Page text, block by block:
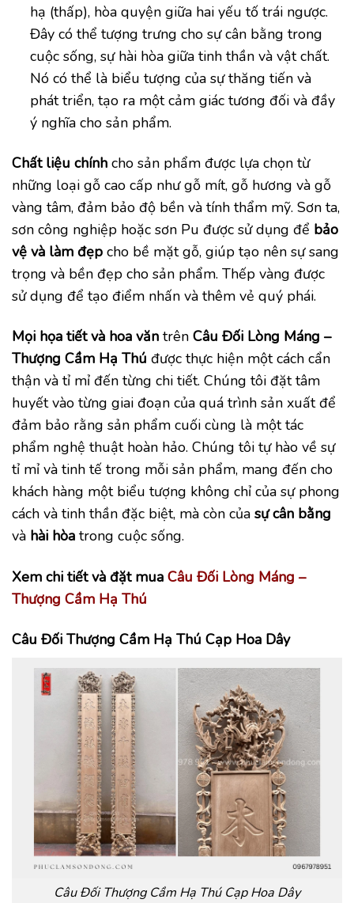
hạ (thấp), hòa quyện giữa hai yếu tố trái ngược.
Đây có thể tượng trưng cho sự cân bằng trong
cuộc sống, sự hài hòa giữa tinh thần và vật chất.
Nó có thể là biểu tượng của sự thăng tiến và
phát triển, tạo ra một cảm giác tương đối và đầy
ý nghĩa cho sản phẩm.
Chất liệu chính cho sản phẩm được lựa chọn từ
những loại gỗ cao cấp như gỗ mít, gỗ hương và gỗ
vàng tâm, đảm bảo độ bền và tính thẩm mỹ. Sơn ta,
sơn công nghiệp hoặc sơn Pu được sử dụng để bảo
vệ và làm đẹp cho bề mặt gỗ, giúp tạo nên sự sang
trọng và bền đẹp cho sản phẩm. Thếp vàng được
sử dụng để tạo điểm nhấn và thêm vẻ quý phái.
Mọi họa tiết và hoa văn trên Câu Đối Lòng Máng –
Thượng Cầm Hạ Thú được thực hiện một cách cẩn
thận và tỉ mỉ đến từng chi tiết. Chúng tôi đặt tâm
huyết vào từng giai đoạn của quá trình sản xuất để
đảm bảo rằng sản phẩm cuối cùng là một tác
phẩm nghệ thuật hoàn hảo. Chúng tôi tự hào về sự
tỉ mỉ và tinh tế trong mỗi sản phẩm, mang đến cho
khách hàng một biểu tượng không chỉ của sự phong
cách và tinh thần đặc biệt, mà còn của sự cân bằng
và hài hòa trong cuộc sống.
Xem chi tiết và đặt mua Câu Đối Lòng Máng –
Thượng Cầm Hạ Thú
Câu Đối Thượng Cầm Hạ Thú Cạp Hoa Dây
Câu Đối Thượng Cầm Hạ Thú Cạp Hoa Dây